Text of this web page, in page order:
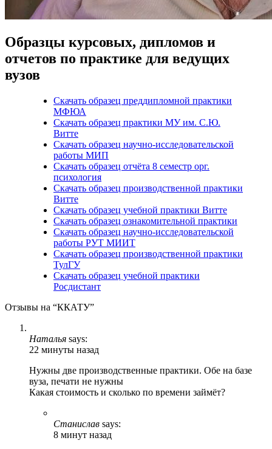
Образцы курсовых, дипломов и
отчетов по практике для ведущих
вузов
Скачать образец преддипломной практики
МФЮА
Скачать образец практики МУ им. С.Ю.
Витте
Скачать образец научно-исследовательской
работы МИП
Скачать образец отчёта 8 семестр орг.
психология
Скачать образец производственной практики
Витте
Скачать образец учебной практики Витте
Скачать образец ознакомительной практики
Скачать образец научно-исследовательской
работы РУТ МИИТ
Скачать образец производственной практики
ТулГУ
Скачать образец учебной практики
Росдистант
Отзывы на “ККАТУ”
Наталья says:
22 минуты назад
Нужны две производственные практики. Обе на базе
вуза, печати не нужны
Какая стоимость и сколько по времени займёт?
Станислав says:
8 минут назад